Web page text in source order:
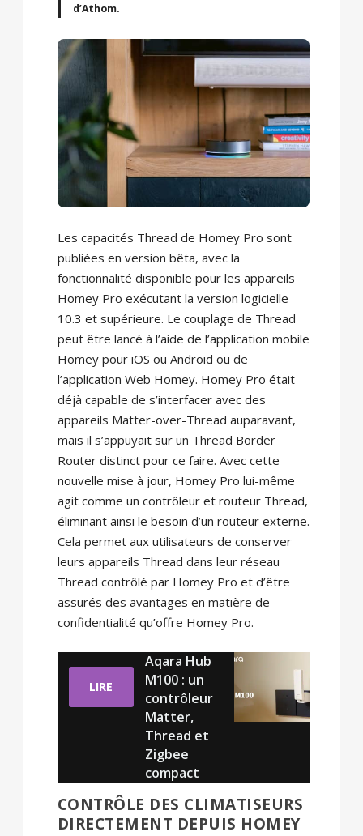
d’Athom.
Les capacités Thread de Homey Pro sont
publiées en version bêta, avec la
fonctionnalité disponible pour les appareils
Homey Pro exécutant la version logicielle
10.3 et supérieure. Le couplage de Thread
peut être lancé à l’aide de l’application mobile
Homey pour iOS ou Android ou de
l’application Web Homey. Homey Pro était
déjà capable de s’interfacer avec des
appareils Matter-over-Thread auparavant,
mais il s’appuyait sur un Thread Border
Router distinct pour ce faire. Avec cette
nouvelle mise à jour, Homey Pro lui-même
agit comme un contrôleur et routeur Thread,
éliminant ainsi le besoin d’un routeur externe.
Cela permet aux utilisateurs de conserver
leurs appareils Thread dans leur réseau
Thread contrôlé par Homey Pro et d’être
assurés des avantages en matière de
confidentialité qu’offre Homey Pro.
LIRE
Aqara Hub
M100 : un
contrôleur
Matter,
Thread et
Zigbee
compact
CONTRÔLE DES CLIMATISEURS
DIRECTEMENT DEPUIS HOMEY